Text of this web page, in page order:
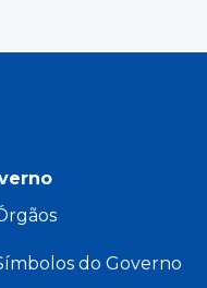
do Governo